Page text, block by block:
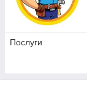
Послуги